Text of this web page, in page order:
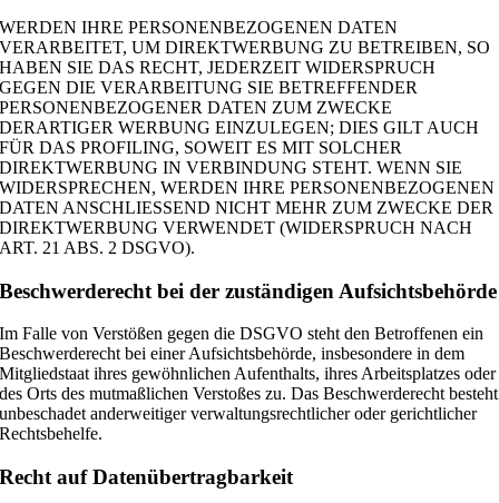
WERDEN IHRE PERSONENBEZOGENEN DATEN
VERARBEITET, UM DIREKTWERBUNG ZU BETREIBEN, SO
HABEN SIE DAS RECHT, JEDERZEIT WIDERSPRUCH
GEGEN DIE VERARBEITUNG SIE BETREFFENDER
PERSONENBEZOGENER DATEN ZUM ZWECKE
DERARTIGER WERBUNG EINZULEGEN; DIES GILT AUCH
FÜR DAS PROFILING, SOWEIT ES MIT SOLCHER
DIREKTWERBUNG IN VERBINDUNG STEHT. WENN SIE
WIDERSPRECHEN, WERDEN IHRE PERSONENBEZOGENEN
DATEN ANSCHLIESSEND NICHT MEHR ZUM ZWECKE DER
DIREKTWERBUNG VERWENDET (WIDERSPRUCH NACH
ART. 21 ABS. 2 DSGVO).
Beschwerde­recht bei der zuständigen Aufsichts­behörde
Im Falle von Verstößen gegen die DSGVO steht den Betroffenen ein
Beschwerderecht bei einer Aufsichtsbehörde, insbesondere in dem
Mitgliedstaat ihres gewöhnlichen Aufenthalts, ihres Arbeitsplatzes oder
des Orts des mutmaßlichen Verstoßes zu. Das Beschwerderecht besteht
unbeschadet anderweitiger verwaltungsrechtlicher oder gerichtlicher
Rechtsbehelfe.
Recht auf Daten­übertrag­barkeit